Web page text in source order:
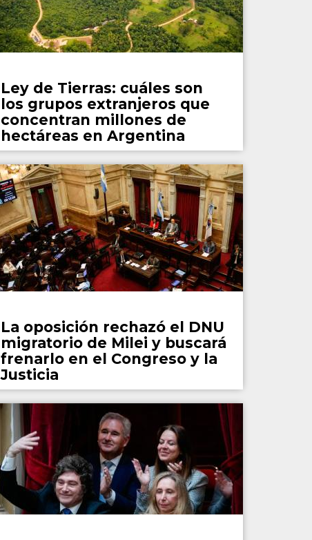
Ley de Tierras: cuáles son
los grupos extranjeros que
concentran millones de
hectáreas en Argentina
La oposición rechazó el DNU
migratorio de Milei y buscará
frenarlo en el Congreso y la
Justicia